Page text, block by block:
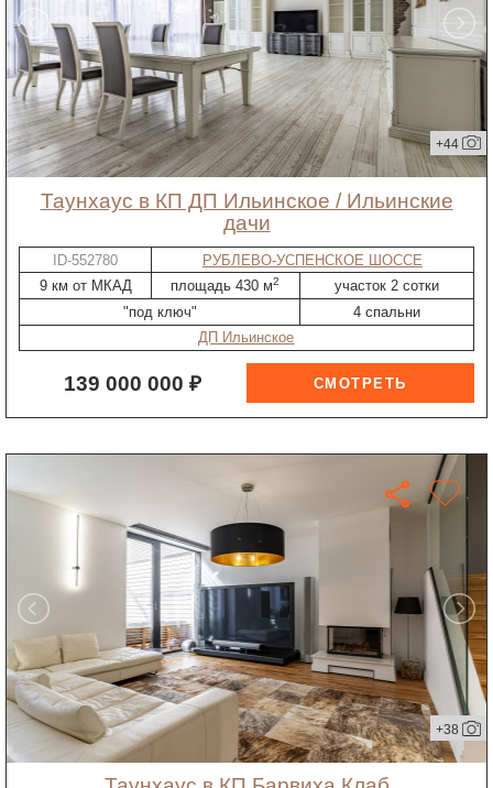
+44
таунхаус в КП ДП Ильинское / Ильинские
дачи
ID-552780
РУБЛЕВО-УСПЕНСКОЕ ШОССЕ
9 км от МКАД
площадь 430 м2
участок 2 сотки
"под ключ"
4 спальни
ДП Ильинское
139 000 000 ₽
+38